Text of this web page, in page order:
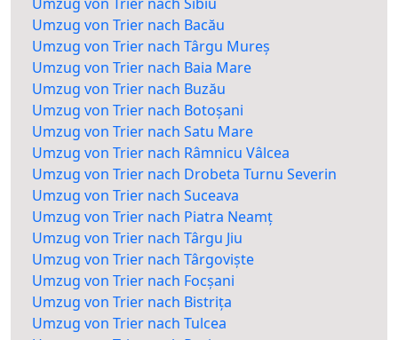
Umzug von Trier nach Bacău
Umzug von Trier nach Târgu Mureș
Umzug von Trier nach Baia Mare
Umzug von Trier nach Buzău
Umzug von Trier nach Botoșani
Umzug von Trier nach Satu Mare
Umzug von Trier nach Râmnicu Vâlcea
Umzug von Trier nach Drobeta Turnu Severin
Umzug von Trier nach Suceava
Umzug von Trier nach Piatra Neamț
Umzug von Trier nach Târgu Jiu
Umzug von Trier nach Târgoviște
Umzug von Trier nach Focșani
Umzug von Trier nach Bistrița
Umzug von Trier nach Tulcea